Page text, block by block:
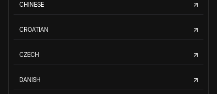
CHINESE
CROATIAN
CZECH
DANISH